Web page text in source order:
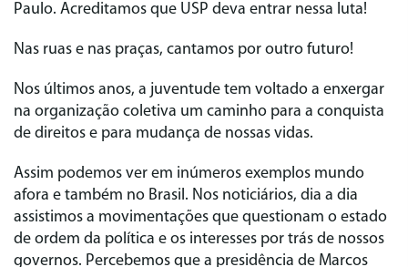
Paulo. Acreditamos que USP deva entrar nessa luta!
Nas ruas e nas praças, cantamos por outro futuro!
Nos últimos anos, a juventude tem voltado a enxergar
na organização coletiva um caminho para a conquista
de direitos e para mudança de nossas vidas.
Assim podemos ver em inúmeros exemplos mundo
afora e também no Brasil. Nos noticiários, dia a dia
assistimos a movimentações que questionam o estado
de ordem da política e os interesses por trás de nossos
governos. Percebemos que a presidência de Marcos